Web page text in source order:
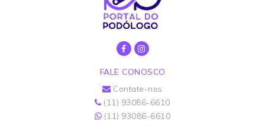
FALE CONOSCO
Contate-nos
(11) 93086-6610
(11) 93086-6610